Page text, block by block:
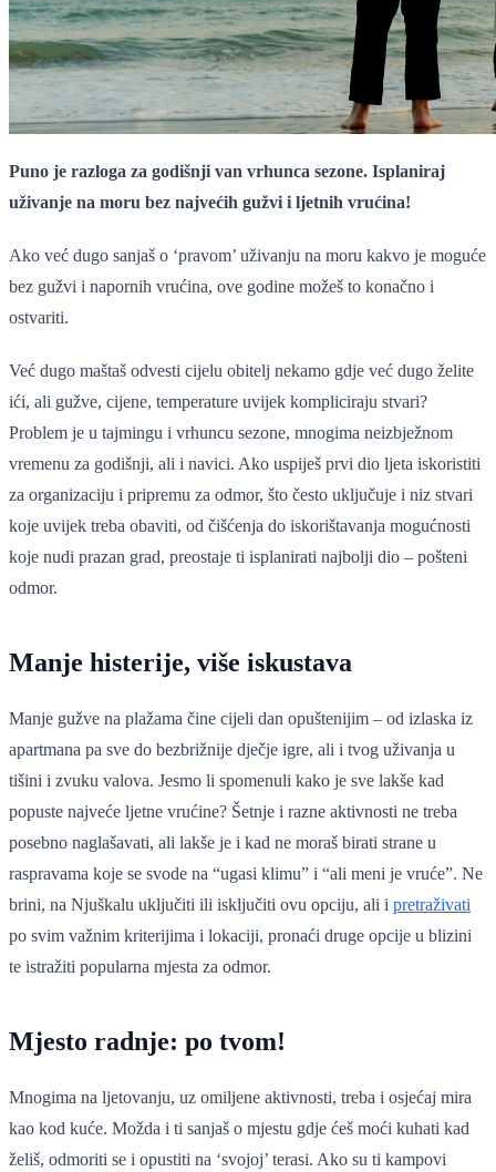
Puno je razloga za godišnji van vrhunca sezone. Isplaniraj
uživanje na moru bez najvećih gužvi i ljetnih vrućina!
Ako već dugo sanjaš o ‘pravom’ uživanju na moru kakvo je moguće
bez gužvi i napornih vrućina, ove godine možeš to konačno i
ostvariti.
Već dugo maštaš odvesti cijelu obitelj nekamo gdje već dugo želite
ići, ali gužve, cijene, temperature uvijek kompliciraju stvari?
Problem je u tajmingu i vrhuncu sezone, mnogima neizbježnom
vremenu za godišnji, ali i navici. Ako uspiješ prvi dio ljeta iskoristiti
za organizaciju i pripremu za odmor, što često uključuje i niz stvari
koje uvijek treba obaviti, od čišćenja do iskorištavanja mogućnosti
koje nudi prazan grad, preostaje ti isplanirati najbolji dio – pošteni
odmor.
Manje histerije, više iskustava
Manje gužve na plažama čine cijeli dan opuštenijim – od izlaska iz
apartmana pa sve do bezbrižnije dječje igre, ali i tvog uživanja u
tišini i zvuku valova. Jesmo li spomenuli kako je sve lakše kad
popuste najveće ljetne vrućine? Šetnje i razne aktivnosti ne treba
posebno naglašavati, ali lakše je i kad ne moraš birati strane u
raspravama koje se svode na “ugasi klimu” i “ali meni je vruće”. Ne
brini, na Njuškalu uključiti ili isključiti ovu opciju, ali i pretraživati
po svim važnim kriterijima i lokaciji, pronaći druge opcije u blizini
te istražiti popularna mjesta za odmor.
Mjesto radnje: po tvom!
Mnogima na ljetovanju, uz omiljene aktivnosti, treba i osjećaj mira
kao kod kuće. Možda i ti sanjaš o mjestu gdje ćeš moći kuhati kad
želiš, odmoriti se i opustiti na ‘svojoj’ terasi. Ako su ti kampovi